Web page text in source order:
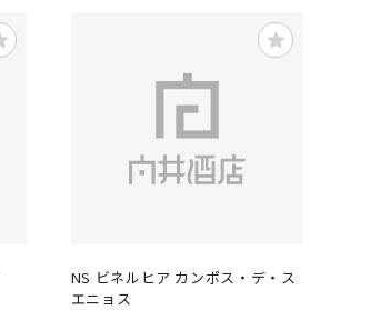
NS ビネルヒア カンポス・デ・ス
エニョス